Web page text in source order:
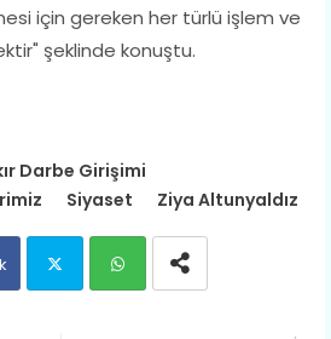
için gereken her türlü işlem ve
şeklinde konuştu.
Darbe Girişimi
Siyaset Ziya Altunyaldız